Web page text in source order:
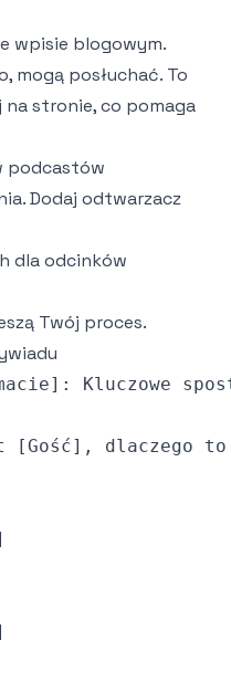
wpisie blogowym.
mogą posłuchać. To
na stronie, co pomaga
podcastów
Dodaj odtwarzacz
dla odcinków
Twój proces.
Kluczowe
[Gość], dlaczego to